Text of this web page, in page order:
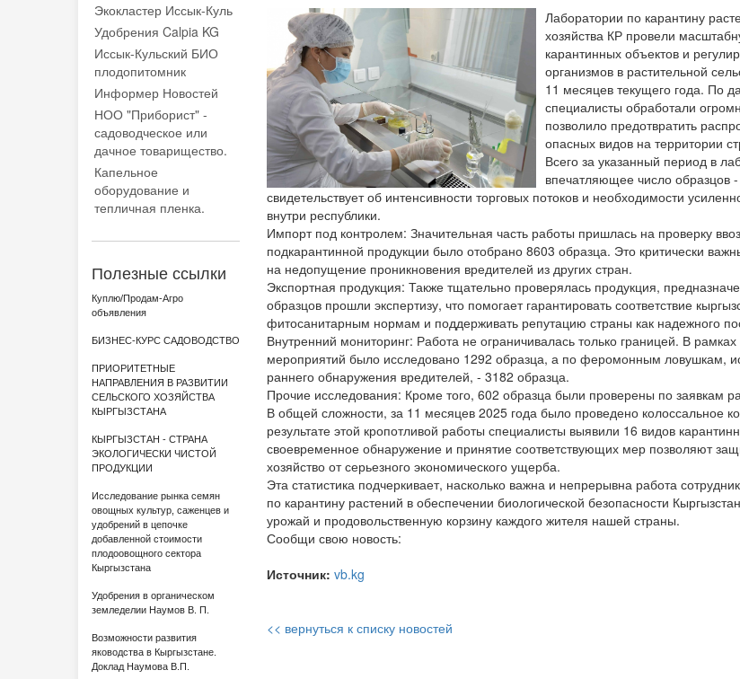
Экокластер Иссык-Куль
Удобрения Calpia KG
Иссык-Кульский БИО
плодопитомник
Информер Новостей
НОО "Приборист" -
садоводческое или
дачное товарищество.
Капельное
оборудование и
тепличная пленка.
Полезные ссылки
Куплю/Продам-Агро
объявления
БИЗНЕС-КУРС САДОВОДСТВО
ПРИОРИТЕТНЫЕ
НАПРАВЛЕНИЯ В РАЗВИТИИ
СЕЛЬСКОГО ХОЗЯЙСТВА
КЫРГЫЗСТАНА
КЫРГЫЗСТАН - СТРАНА
ЭКОЛОГИЧЕСКИ ЧИСТОЙ
ПРОДУКЦИИ
Исследование рынка семян
овощных культур, саженцев и
удобрений в цепочке
добавленной стоимости
плодоовощного сектора
Кыргызстана
Удобрения в органическом
земледелии Наумов В. П.
Возможности развития
яководства в Кыргызстане.
Доклад Наумова В.П.
Лаборатории по карантину
хозяйства КР провели
карантинных объектов и
организмов в растительной
11 месяцев текущего года. По
специалисты обработали
позволило предотвратить
опасных видов на территории
Всего за указанный период в
впечатляющее число образцов
свидетельствует об интенсивности торговых потоков и необходимости
внутри республики.
Импорт под контролем: Значительная часть работы пришлась на проверку
подкарантинной продукции было отобрано 8603 образца. Это критически
на недопущение проникновения вредителей из других стран.
Экспортная продукция: Также тщательно проверялась продукция,
образцов прошли экспертизу, что помогает гарантировать соответствие
фитосанитарным нормам и поддерживать репутацию страны как надежного
Внутренний мониторинг: Работа не ограничивалась только границей. В
мероприятий было исследовано 1292 образца, а по феромонным ловушкам,
раннего обнаружения вредителей, - 3182 образца.
Прочие исследования: Кроме того, 602 образца были проверены по заявкам
В общей сложности, за 11 месяцев 2025 года было проведено колоссальное
результате этой кропотливой работы специалисты выявили 16 видов
своевременное обнаружение и принятие соответствующих мер позволяют
хозяйство от серьезного экономического ущерба.
Эта статистика подчеркивает, насколько важна и непрерывна работа
по карантину растений в обеспечении биологической безопасности
урожай и продовольственную корзину каждого жителя нашей страны.
Сообщи свою новость:
Источник: vb.kg
<< вернуться к списку новостей